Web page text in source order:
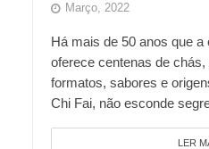
Março, 2022
Há mais de 50 anos que a
oferece centenas de
formatos, sabores e
Chi Fai, não esconde
LER